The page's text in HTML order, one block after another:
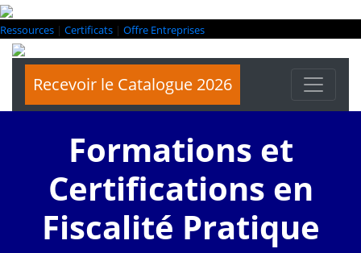
Ressources | Certificats | Offre Entreprises
Recevoir le Catalogue 2026
Formations et
Certifications en
Fiscalité Pratique